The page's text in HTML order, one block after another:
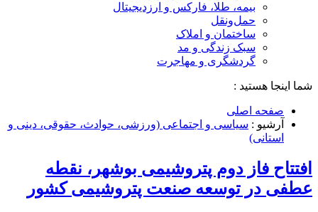
بیمه، طلا، فارکس و ارزدیجیتال
حمل‌و‌نقل
ساختمان و املاک
سبک زندگی و مد
گردشگری و مهاجرت
شما اینجا هستید :
صفحه اصلی
آرشیو : سیاسی و اجتماعی (ورزشی، حوادث، حقوقی، دینی و
استانی)
افتتاح فاز دوم پتروشیمی بوشهر، نقطه
عطفی در توسعه صنعت پتروشیمی کشور